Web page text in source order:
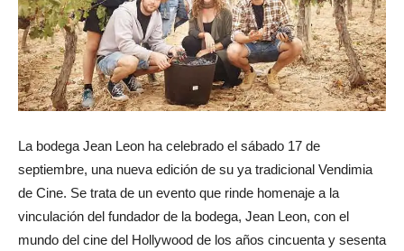
La bodega Jean Leon ha celebrado el sábado 17 de
septiembre, una nueva edición de su ya tradicional Vendimia
de Cine. Se trata de un evento que rinde homenaje a la
vinculación del fundador de la bodega, Jean Leon, con el
mundo del cine del Hollywood de los años cincuenta y sesenta